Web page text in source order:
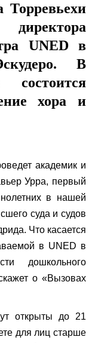
Торревьехи
UNED в
В
состоится
хора и
академик и
Урра, первый
в нашей
суда и судов
Что касается
в UNED в
дошкольного
о «Вызовах
открыты до 21
для лиц старше